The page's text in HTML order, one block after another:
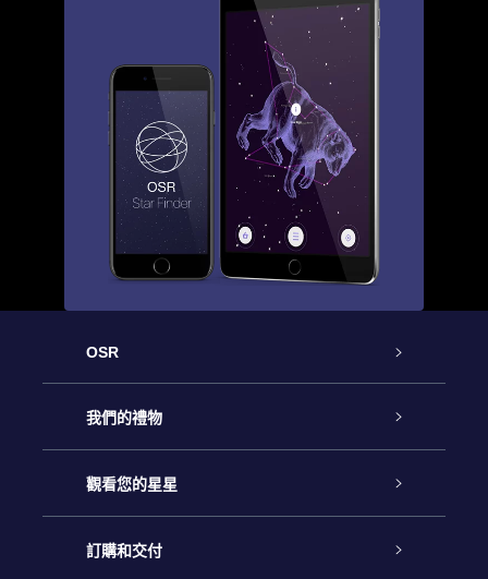
OSR
客戶服務
聯繫我們
博客
我們的禮物
Online Star禮物
OSR禮物包
觀看您的星星
星星注册
訂購和交付